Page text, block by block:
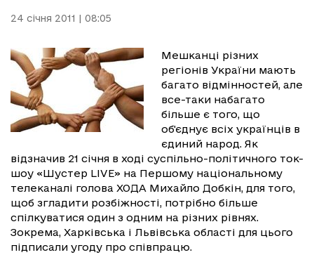
24 січня 2011 | 08:05
Мешканці різних
регіонів України мають
багато відмінностей, але
все-таки набагато
більше є того, що
об'єднує всіх українців в
єдиний народ. Як
відзначив 21 січня в ході суспільно-політичного ток-
шоу «Шустер LIVE» на Першому національному
телеканалі голова ХОДА Михайло Добкін, для того,
щоб згладити розбіжності, потрібно більше
спілкуватися один з одним на різних рівнях.
Зокрема, Харківська і Львівська області для цього
підписали угоду про співпрацю.